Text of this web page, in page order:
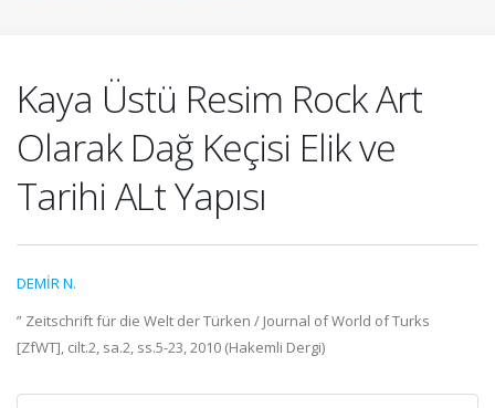
Kaya Üstü Resim Rock Art
Olarak Dağ Keçisi Elik ve
Tarihi ALt Yapısı
DEMİR N.
” Zeitschrift für die Welt der Türken / Journal of World of Turks
[ZfWT], cilt.2, sa.2, ss.5-23, 2010 (Hakemli Dergi)